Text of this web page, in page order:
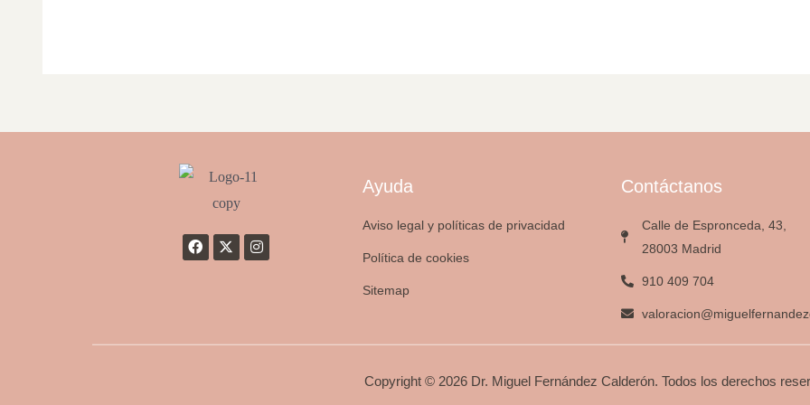
Ayuda
Aviso legal y políticas de privacidad
Política de cookies
Sitemap
Contáctanos
Calle de Espronceda, 43,
28003 Madrid
910 409 704
Copyright © 2026 Dr. Miguel Fernández Calderón. Todos los derechos